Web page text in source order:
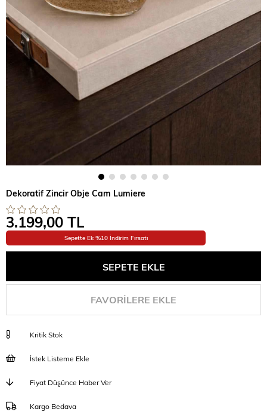
Dekoratif Zincir Obje Cam Lumiere
3.199,00 TL
Sepette Ek %10 İndirim Fırsatı
FAVORILERE EKLE
Kritik Stok
İstek Listeme Ekle
Fiyat Düşünce Haber Ver
Kargo Bedava